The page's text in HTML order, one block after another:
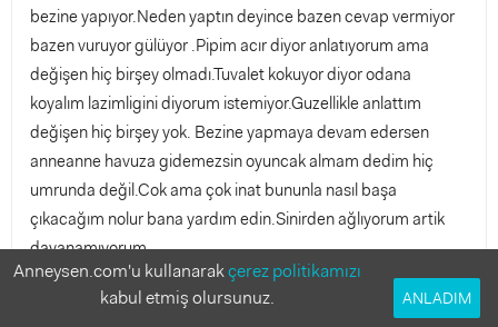
bezine yapıyor.Neden yaptın deyince bazen cevap vermiyor
bazen vuruyor gülüyor .Pipim acır diyor anlatıyorum ama
değişen hiç birşey olmadı.Tuvalet kokuyor diyor odana
koyalım lazimligini diyorum istemiyor.Guzellikle anlattım
değişen hiç birşey yok. Bezine yapmaya devam edersen
anneanne havuza gidemezsin oyuncak almam dedim hiç
umrunda değil.Cok ama çok inat bununla nasıl başa
çıkacağım nolur bana yardım edin.Sinirden ağlıyorum artik
dayanamıyorum.
3
Anneysen.com'u kullanarakçerez politikamızı
kabul etmiş olursunuz.
ANLADIM